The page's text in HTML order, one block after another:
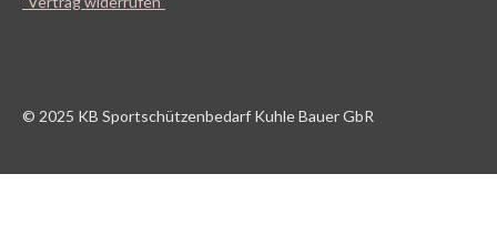
© 2025 KB Sportschützenbedarf Kuhle Bauer GbR